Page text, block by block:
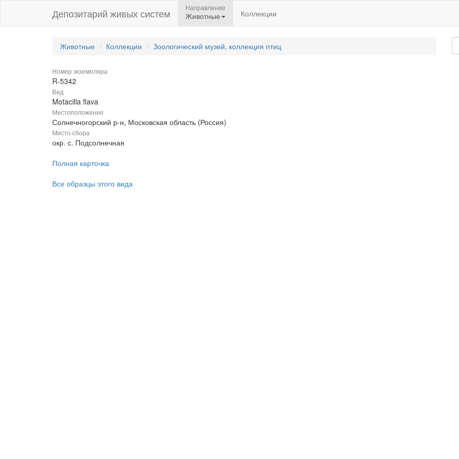
Депозитарий живых систем Направление
Животные Коллекции
Животные Коллекции Зоологический музей, коллекция птиц
Номер экземпляра
R-5342
Вид
Motacilla flava
Местоположение
Солнечногорский р-н, Московская область (Россия)
Место сбора
окр. с. Подсолнечная
Полная карточка
Все образцы этого вида